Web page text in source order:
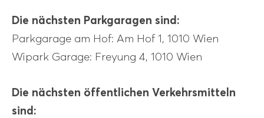
Die nächsten Parkgaragen sind:
Parkgarage am Hof: Am Hof 1, 1010 Wien
Wipark Garage: Freyung 4, 1010 Wien
Die nächsten öffentlichen Verkehrsmitteln
sind: